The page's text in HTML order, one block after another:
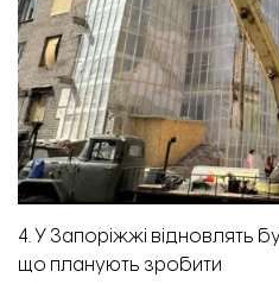
4. У Запоріжжі відновлять
що планують зробити